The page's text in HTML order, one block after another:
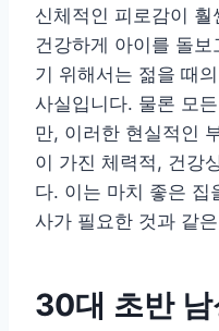
신체적인 피로감이
건강하게 아이를 돌
기 위해서는 젊을 때
사실입니다. 물론 모
만, 이러한 현실적인
이 가진 체력적, 건강
다. 이는 마치 좋은 집
사가 필요한 것과 같
30대 초반